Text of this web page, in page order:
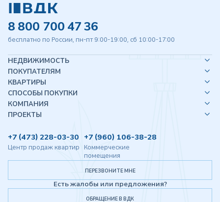
8 800 700 47 36
бесплатно по России, пн-пт 9:00-19:00, сб 10:00-17:00
НЕДВИЖИМОСТЬ
ПОКУПАТЕЛЯМ
КВАРТИРЫ
СПОСОБЫ ПОКУПКИ
КОМПАНИЯ
ПРОЕКТЫ
+7 (473) 228-03-30
Центр продаж квартир
+7 (960) 106-38-28
Коммерческие
помещения
ПЕРЕЗВОНИТЕ МНЕ
Есть жалобы или предложения?
ОБРАЩЕНИЕ В ВДК